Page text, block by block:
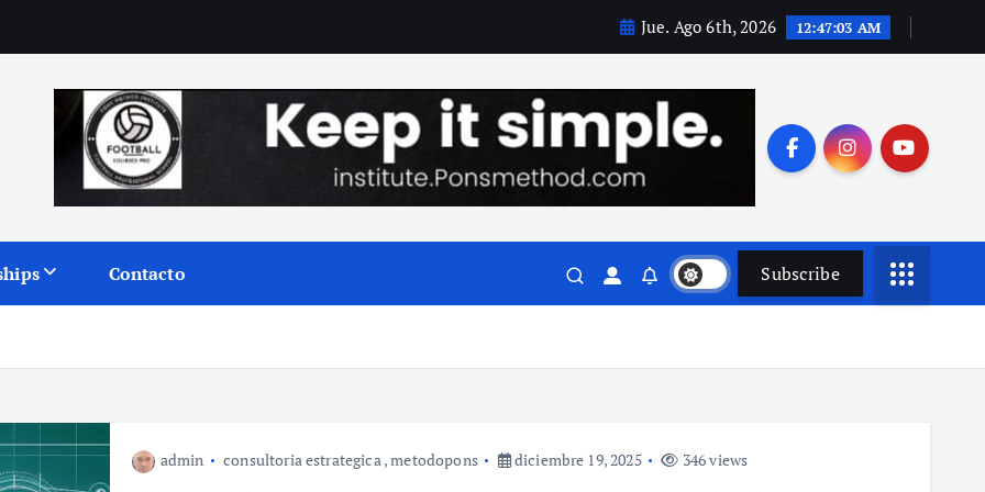
Jue. Ago 6th, 2026 12:47:05 AM
Contacto Subscribe
admin consultoria estrategica,metodopons diciembre 19, 2025 346 views